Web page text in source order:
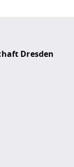
Dresden